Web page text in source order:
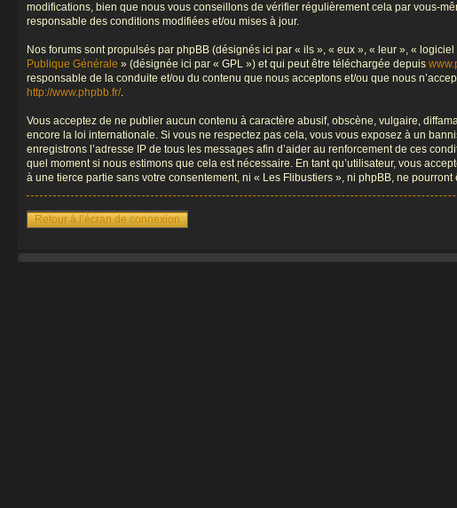
modifications, bien que nous vous conseillons de vérifier régulièrement cela par vous-
responsable des conditions modifiées et/ou mises à jour.
Nos forums sont propulsés par phpBB (désignés ici par « ils », « eux », « leur », «
Publique Générale » (désignée ici par « GPL ») et qui peut être téléchargée depuis
responsable de la conduite et/ou du contenu que nous acceptons et/ou que nous
http://www.phpbb.fr/.
Vous acceptez de ne publier aucun contenu à caractère abusif, obscène, vulgaire,
encore la loi internationale. Si vous ne respectez pas cela, vous vous exposez à un
enregistrons l’adresse IP de tous les messages afin d’aider au renforcement de ces
quel moment si nous estimons que cela est nécessaire. En tant qu’utilisateur, vous
à une tierce partie sans votre consentement, ni « Les Flibustiers », ni phpBB, ne
Retour à l’écran de connexion